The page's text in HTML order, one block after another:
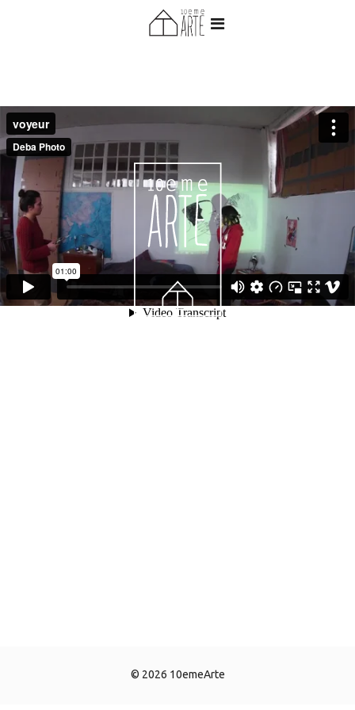
© 2026 10emeArte